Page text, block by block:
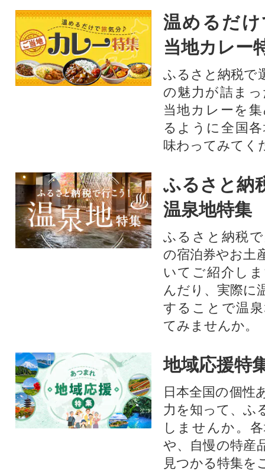
温めるだ
当地カレー
ふるさと納税で
の魅力が詰ま
当地カレーを
るように全国
味わってみてく
ふるさと納
温泉地特集
ふるさと納税
の宿泊券やお土
いてご紹介し
んだり、実際に
することで温
てみませんか。
地域応援特
日本全国の個性
力を知って、ふ
しませんか。
や、自慢の特産
見つかる特集を